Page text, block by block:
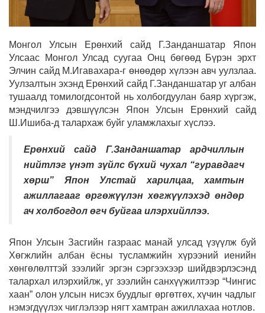
Монгол Улсын Ерөнхий сайд Г.Занданшатар Япон
Улсаас Монгол Улсад суугаа Онц бөгөөд Бүрэн эрхт
Элчин сайд М.Игавахара-г өнөөдөр хүлээн авч уулзлаа.
Уулзалтын эхэнд Ерөнхий сайд Г.Занданшатар уг албан
тушаалд томилогдсонтой нь холбогдуулан баяр хүргэж,
мэндчилгээ дэвшүүлсэн Япон Улсын Ерөнхий сайд
Ш.Ишиба-д талархаж буйг уламжлахыг хүслээ.
Ерөнхий сайд Г.Занданшатар ардчиллын
нийтлэг үнэт зүйлс бүхий чухал “гуравдагч
хөрш” Япон Улстай харилцаа, хамтын
ажиллагааг өргөжүүлэн хөгжүүлэхэд өндөр
ач холбогдол өгч буйгаа илэрхийллээ.
Япон Улсын Засгийн газраас манай улсад үзүүлж буй
Хөгжлийн албан ёсны тусламжийн хүрээний иенийн
хөнгөлөлттэй зээлийг эргэн сэргээхээр шийдвэрлэсэнд
талархал илэрхийлж, уг зээлийн санхүүжилтээр “Чингис
хаан” олон улсын нисэх буудлыг өргөтгөх, хүчин чадлыг
нэмэгдүүлэх чиглэлээр нягт хамтран ажиллахаа нотлов.